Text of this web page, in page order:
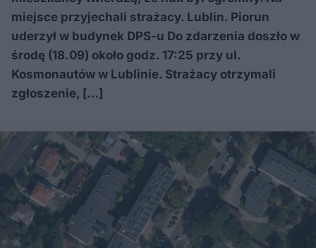
miejsce przyjechali strażacy. Lublin. Piorun
uderzył w budynek DPS-u Do zdarzenia doszło w
środę (18.09) około godz. 17:25 przy ul.
Kosmonautów w Lublinie. Strażacy otrzymali
zgłoszenie, […]